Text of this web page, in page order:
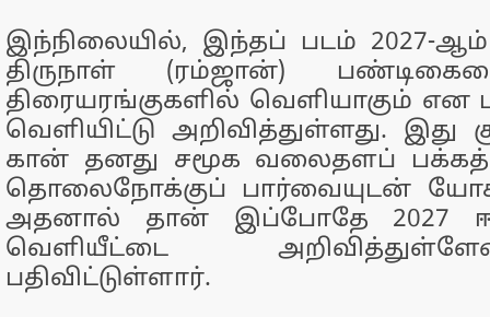
இந்நிலையில், இந்தப் படம் 2027-
திருநாள் (ரம்ஜான்)
திரையரங்குகளில் வெளியாகும் என
வெளியிட்டு அறிவித்துள்ளது. இது
கான் தனது சமூக வலைதளப்
தொலைநோக்குப் பார்வையுடன்
அதனால் தான் இப்போதே 2027
வெளியீட்டை
பதிவிட்டுள்ளார்.